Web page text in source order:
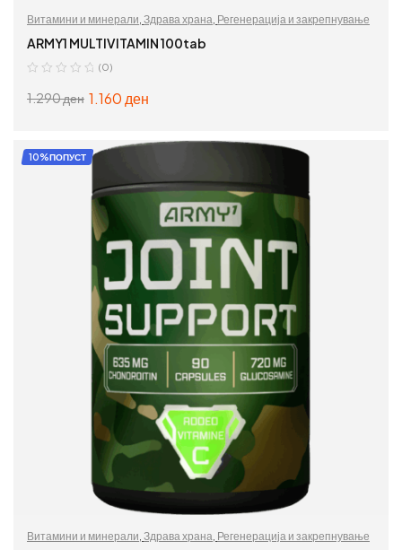
Витамини и минерали, Здрава храна, Регенерација и закрепнување
ARMY1 MULTIVITAMIN 100tab
(0)
1.290ден 1.160 ден
10%ПОПУСТ
Витамини и минерали Здрава храна Регенерација и закрепнување